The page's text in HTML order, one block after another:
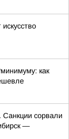
как
сорвали
—